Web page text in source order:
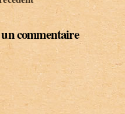
commentaire